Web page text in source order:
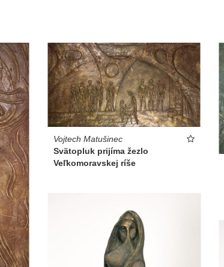
Vojtech Matušinec
Svätopluk prijíma žezlo
Veľkomoravskej ríše